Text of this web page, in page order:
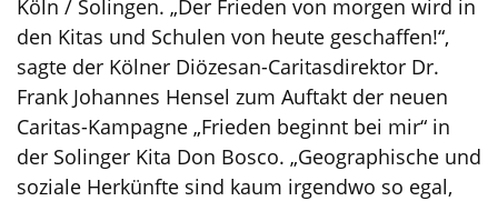
Köln / Solingen. „Der Frieden von morgen wird in
den Kitas und Schulen von heute geschaffen!“,
sagte der Kölner Diözesan-Caritasdirektor Dr.
Frank Johannes Hensel zum Auftakt der neuen
Caritas-Kampagne „Frieden beginnt bei mir“ in
der Solinger Kita Don Bosco. „Geographische und
soziale Herkünfte sind kaum irgendwo so egal,